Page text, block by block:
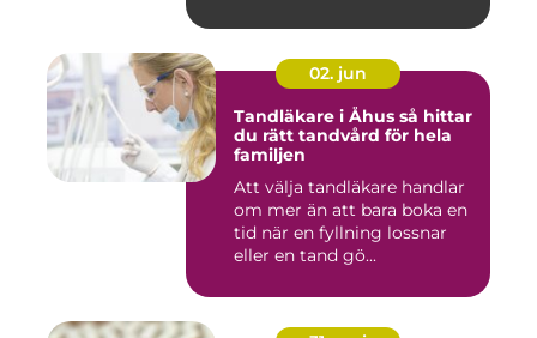
02. jun
Tandläkare i Åhus så hittar
du rätt tandvård för hela
familjen
Att välja tandläkare handlar
om mer än att bara boka en
tid när en fyllning lossnar
eller en tand gö...